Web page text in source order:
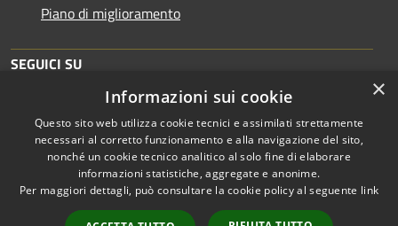
Piano di miglioramento
SEGUICI SU
RSS
Accessibilità
Copyright © 2026 • Comune di
×
Informazioni sui cookie
Questo sito web utilizza cookie tecnici e assimilati strettamente
necessari al corretto funzionamento e alla navigazione del sito,
nonché un cookie tecnico analitico al solo fine di elaborare
informazioni statistiche, aggregate e anonime.
Per maggiori dettagli, può consultare la cookie policy al seguente link